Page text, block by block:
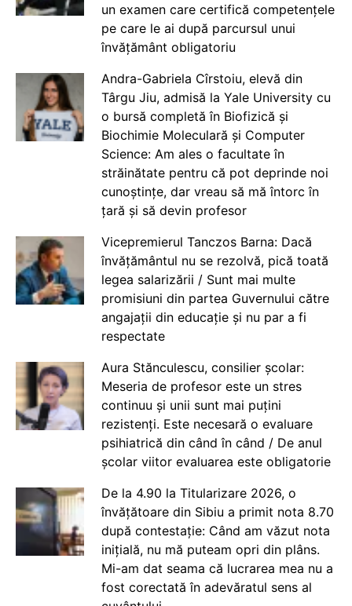
un examen care certifică competențele
pe care le ai după parcursul unui
învățământ obligatoriu
Andra-Gabriela Cîrstoiu, elevă din
Târgu Jiu, admisă la Yale University cu
o bursă completă în Biofizică și
Biochimie Moleculară și Computer
Science: Am ales o facultate în
străinătate pentru că pot deprinde noi
cunoștințe, dar vreau să mă întorc în
țară și să devin profesor
Vicepremierul Tanczos Barna: Dacă
învățământul nu se rezolvă, pică toată
legea salarizării / Sunt mai multe
promisiuni din partea Guvernului către
angajații din educație și nu par a fi
respectate
Aura Stănculescu, consilier școlar:
Meseria de profesor este un stres
continuu și unii sunt mai puțini
rezistenți. Este necesară o evaluare
psihiatrică din când în când / De anul
școlar viitor evaluarea este obligatorie
De la 4.90 la Titularizare 2026, o
învățătoare din Sibiu a primit nota 8.70
după contestație: Când am văzut nota
inițială, nu mă puteam opri din plâns.
Mi-am dat seama că lucrarea mea nu a
fost corectată în adevăratul sens al